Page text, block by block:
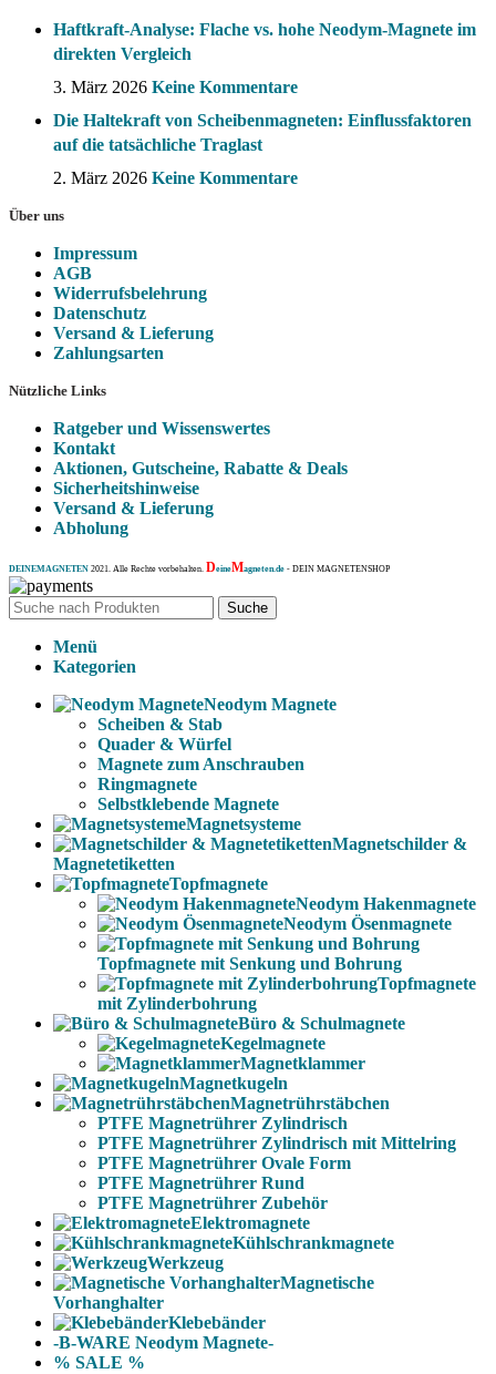
Haftkraft-Analyse: Flache vs. hohe Neodym-Magnete im
direkten Vergleich
3. März 2026 Keine Kommentare
Die Haltekraft von Scheibenmagneten: Einflussfaktoren
auf die tatsächliche Traglast
2. März 2026 Keine Kommentare
Über uns
Impressum
AGB
Widerrufsbelehrung
Datenschutz
Versand & Lieferung
Zahlungsarten
Nützliche Links
Ratgeber und Wissenswertes
Kontakt
Aktionen, Gutscheine, Rabatte & Deals
Sicherheitshinweise
Versand & Lieferung
Abholung
DEINEMAGNETEN 2021. Alle Rechte vorbehalten. DeineMagneten.de - DEIN MAGNETENSHOP
Suche
Menü
Kategorien
Neodym Magnete
Scheiben & Stab
Quader & Würfel
Magnete zum Anschrauben
Ringmagnete
Selbstklebende Magnete
Magnetsysteme
Magnetschilder &
Magnetetiketten
Topfmagnete
Neodym Hakenmagnete
Neodym Ösenmagnete
Topfmagnete mit Senkung und Bohrung
Topfmagnete
mit Zylinderbohrung
Büro & Schulmagnete
Kegelmagnete
Magnetklammer
Magnetkugeln
Magnetrührstäbchen
PTFE Magnetrührer Zylindrisch
PTFE Magnetrührer Zylindrisch mit Mittelring
PTFE Magnetrührer Ovale Form
PTFE Magnetrührer Rund
PTFE Magnetrührer Zubehör
Elektromagnete
Kühlschrankmagnete
Werkzeug
Magnetische
Vorhanghalter
Klebebänder
-B-WARE Neodym Magnete-
% SALE %